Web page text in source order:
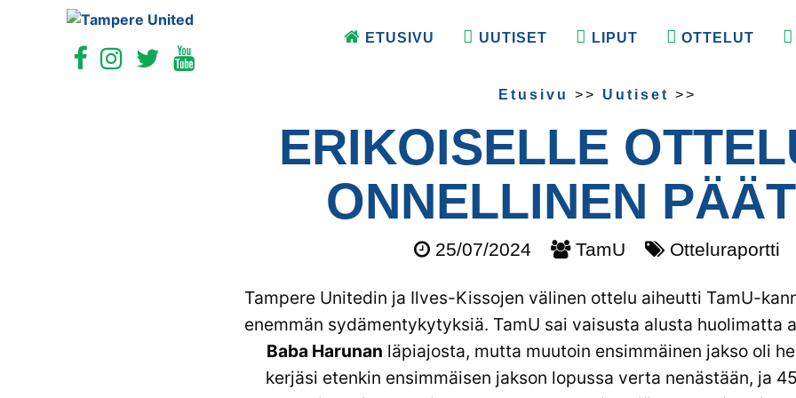
ETUSIVU UUTISET LIPUT OTTELUT
Etusivu >> Uutiset >>
ERIKOISELLE
ONNELLINEN
25/07/2024 TamU Otteluraportti
Tampere Unitedin ja Ilves-Kissojen välinen ottelu aiheutti TamU-
enemmän sydämentykytyksiä. TamU sai vaisusta alusta huolimatta
Baba Harunan läpiajosta, mutta muutoin ensimmäinen jakso oli
kerjäsi etenkin ensimmäisen jakson lopussa verta nenästään, ja